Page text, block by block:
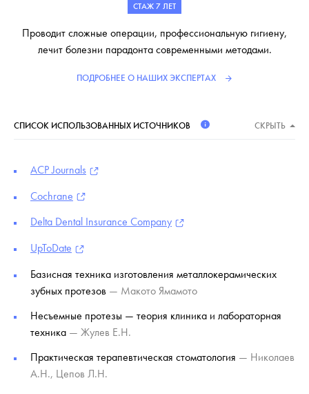
СТАЖ 7 ЛЕТ
Проводит сложные операции, профессиональную гигиену,
лечит болезни парадонта современными методами.
ПОДРОБНЕЕ О НАШИХ ЭКСПЕРТАХ
СПИСОК ИСПОЛЬЗОВАННЫХ ИСТОЧНИКОВ СКРЫТЬ
ACP Journals
Cochrane
Delta Dental Insurance Company
UpToDate
Базисная техника изготовления металлокерамических
зубных протезов — Макото Ямамото
Несъемные протезы — теория клиника и лабораторная
техника — Жулев Е.Н.
Практическая терапевтическая стоматология — Николаев
А.Н., Цепов Л.Н.